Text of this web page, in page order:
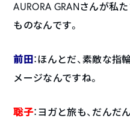
AURORA GRANさんが私
ものなんです。
前田：ほんとだ、素敵な
メージなんですね。
聡子：ヨガと旅も、だん